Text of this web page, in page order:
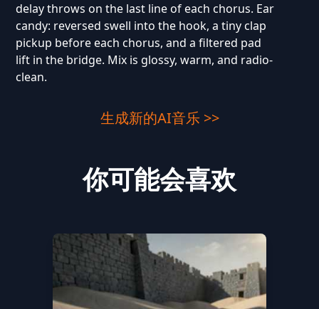
delay throws on the last line of each chorus. Ear
candy: reversed swell into the hook, a tiny clap
pickup before each chorus, and a filtered pad
lift in the bridge. Mix is glossy, warm, and radio-
clean.
生成新的AI音乐 >>
你可能会喜欢